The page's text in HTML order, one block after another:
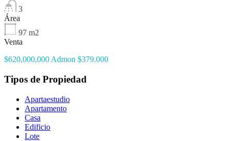
3
Área
97 m2
Venta
$620,000,000 Admon $379.000
Tipos de Propiedad
Apartaestudio
Apartamento
Casa
Edificio
Lote